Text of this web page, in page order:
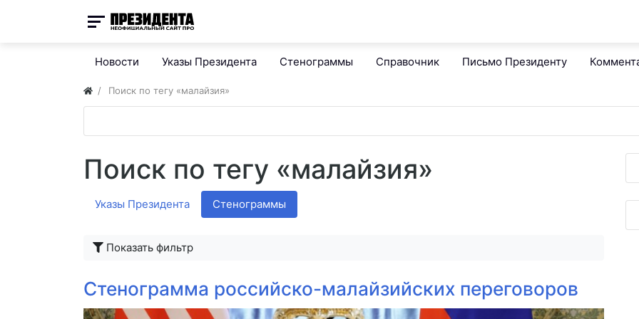
Новости Указы Президента Стенограммы Справочник Письмо Президенту
Поиск по тегу «малайзия»
Поиск по тегу «малайзия»
Указы Президента Стенограммы
Показать фильтр
Стенограмма российско-малайзийских переговоров